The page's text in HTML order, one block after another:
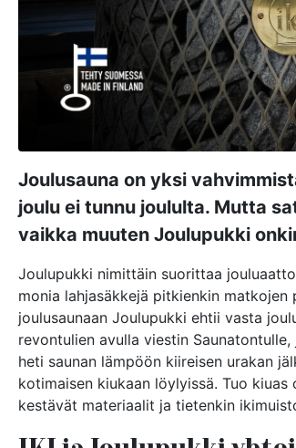
Joulusauna on yksi
joulu ei tunnu joululta. Mutta
vaikka muuten Joulupukki
Joulupukki nimittäin suorittaa
monia lahjasäkkejä pitkienkin
joulusaunaan Joulupukki ehtii vasta
revontulien avulla viestin
heti saunan lämpöön kiireisen urakan
kotimaisen kiukaan löylyissä. Tuo
kestävät materiaalit ja tietenkin